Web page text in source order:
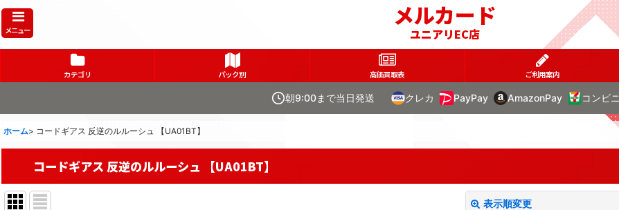
メニュー メルカード
ユニアリEC店
カテゴリ パック別 高価買取表 ご利用案内
朝9:00まで当日発送 クレカ PayPay AmazonPay コンビニ
ホーム> コードギアス 反逆のルルーシュ 【UA01BT】
コードギアス 反逆のルルーシュ 【UA01BT】
表示順変更